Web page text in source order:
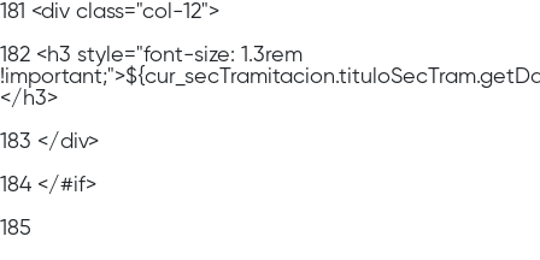
181 <div class="col-12">
182 <h3 style="font-size: 1.3rem
</h3>
183 </div>
184 </#if>
185